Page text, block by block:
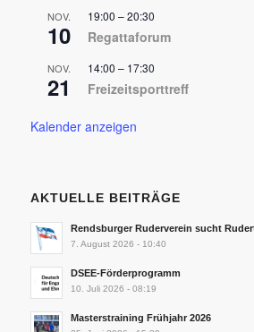
NOV.
10
19:00 –20:30
Regattaforum
NOV.
21
14:00 – 17:30
Freizeitsporttreff
Kalender anzeigen
AKTUELLE BEITRÄGE
Rendsburger Ruderverein sucht
7. August 2026 - 10:40
DSEE-Förderprogramm
10. Juli 2026 - 08:19
Masterstraining Frühjahr 2026